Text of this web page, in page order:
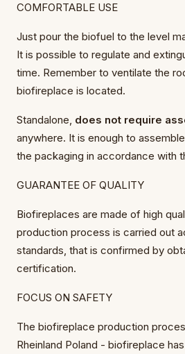
COMFORTABLE USE
Just pour the biofuel to the level
It is possible to regulate and
time. Remember to ventilate the
biofireplace is located.
Standalone, does not require
anywhere. It is enough to
the packaging in accordance with
GUARANTEE OF QUALITY
Biofireplaces are made of high
production process is carried out
standards, that is confirmed by
certification.
FOCUS ON SAFETY
The biofireplace production
Rheinland Poland - biofireplace